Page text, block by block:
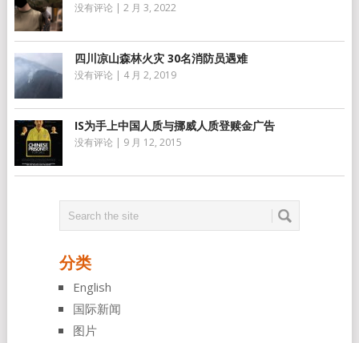
没有评论 | 2 月 3, 2022
四川凉山森林火灾 30名消防员遇难
没有评论 | 4 月 2, 2019
IS为手上中国人质与挪威人质登赎金广告
没有评论 | 9 月 12, 2015
分类
English
国际新闻
图片